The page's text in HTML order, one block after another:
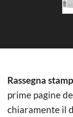
Rassegna
prime pagine
chiaramente il